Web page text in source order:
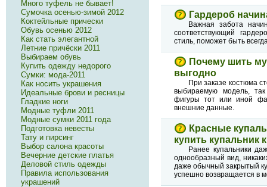
Гардероб
Важная забота
соответствующий
стиль, поможет быть
Почему шить
выгодно
При заказе костюма
выбираемую модель,
фигуры тот или иной
внешние данные.
Красные
купить купальник
Ранее купальники
однообразный вид,
даже обычный закрытый
успешно возвращается в
Много туфель не бывает!
Сумочка осенью-зимой 2012
Коктейльные прически
Обувь осенью 2012
Как стать элегантной
Летние причёски 2011
Выбираем обувь
Купить одежду недорого
Сумки: мода-2011
Как носить украшения
Идеальные брови и ресницы
Гладкие ноги
Модные туфли 2011
Модные сумки 2011 года
Подготовка невесты
Тату и пирсинг
Выбор салона красоты
Вечерние детские платья
Деловой стиль одежды
Правила использования
украшений